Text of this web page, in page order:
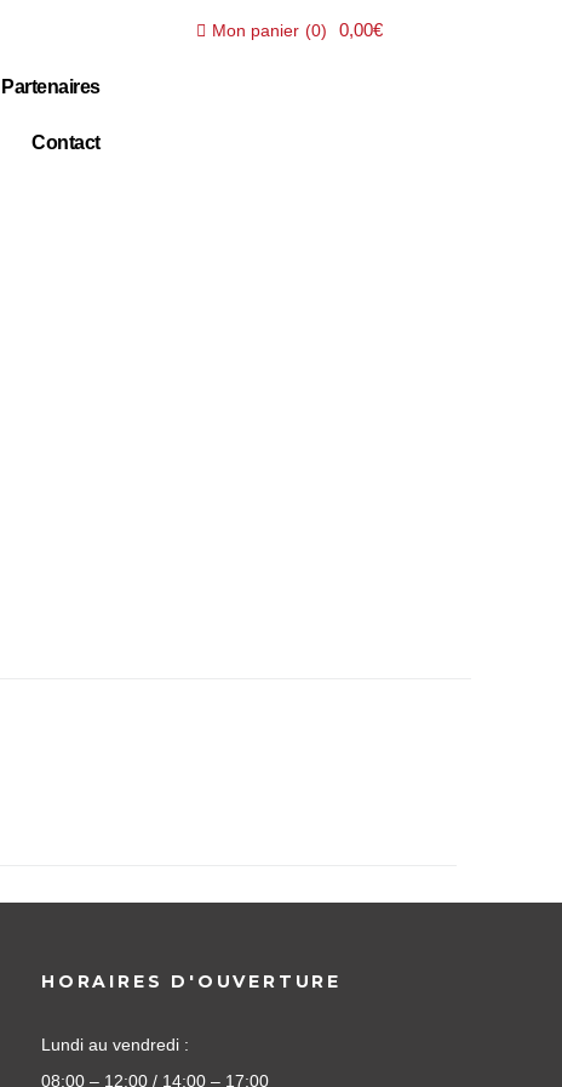
Contact
Mon panier (0) 0,00€
HORAIRES D'OUVERTURE
Lundi au vendredi :
08:00 – 12:00 / 14:00 – 17:00